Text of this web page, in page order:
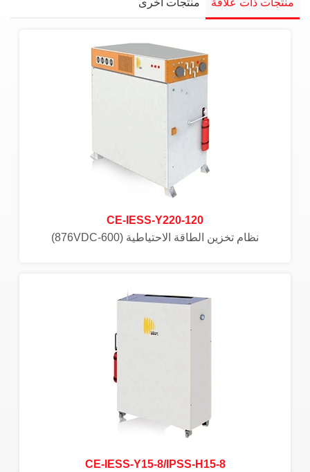
CE-IESS-Y220-120
نظام تخزين الطاقة الاحتياطية (600-876VDC)
CE-IESS-Y15-8/IPSS-H15-8